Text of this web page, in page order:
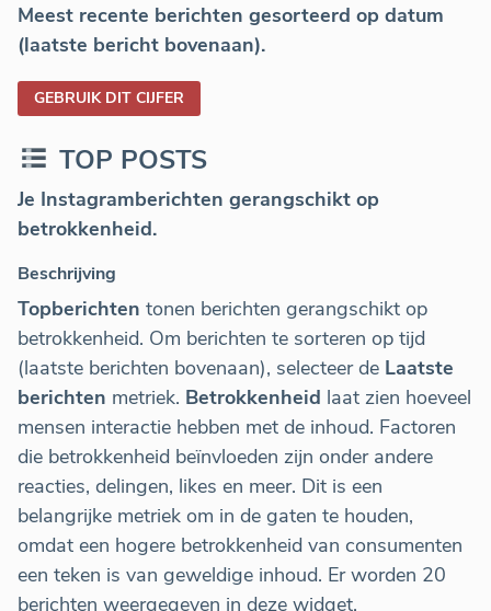
Meest recente berichten gesorteerd op datum
(laatste bericht bovenaan).
GEBRUIK DIT CIJFER
TOP POSTS
Je Instagramberichten gerangschikt op
betrokkenheid.
Beschrijving
Topberichten tonen berichten gerangschikt op
betrokkenheid. Om berichten te sorteren op tijd
(laatste berichten bovenaan), selecteer de Laatste
berichten metriek. Betrokkenheid laat zien hoeveel
mensen interactie hebben met de inhoud. Factoren
die betrokkenheid beïnvloeden zijn onder andere
reacties, delingen, likes en meer. Dit is een
belangrijke metriek om in de gaten te houden,
omdat een hogere betrokkenheid van consumenten
een teken is van geweldige inhoud. Er worden 20
berichten weergegeven in deze widget.